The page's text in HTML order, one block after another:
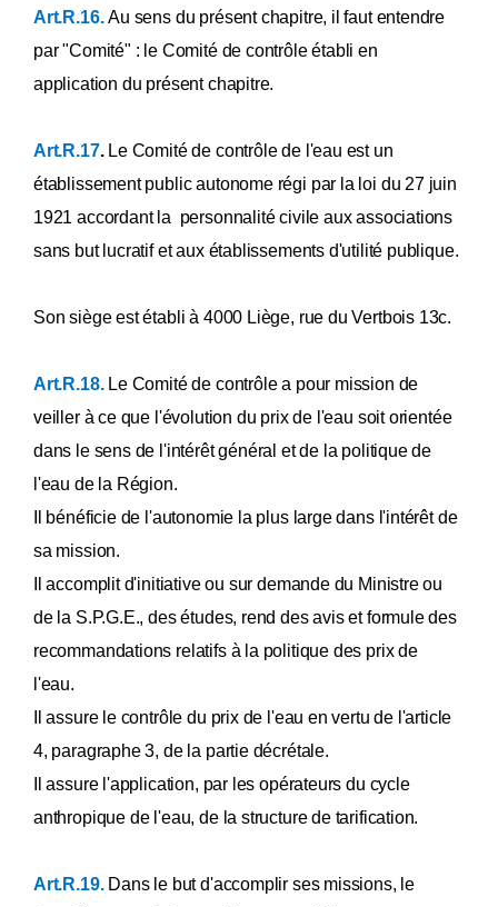
Annexe [LII
Annexe [LIII
Annexe [LIV
Annexe [LV
Annexe [LVIbis]2
Annexe LVII
Annexe LIX
Art.R.16.Au sens du présent chapitre, il faut entendre
par "Comité" : le Comité de contrôle établi en
application du présent chapitre.
Art.R.17. Le Comité de contrôle de l'eau est un
établissement public autonome régi par la loi du 27 juin
1921 accordant la personnalité civile aux associations
sans but lucratif et aux établissements d'utilité publique.
Son siège est établi à 4000 Liège, rue du Vertbois 13c.
Art.R.18. Le Comité de contrôle a pour mission de
veiller à ce que l'évolution du prix de l'eau soit orientée
dans le sens de l'intérêt général et de la politique de
l'eau de la Région.
Il bénéficie de l'autonomie la plus large dans l'intérêt de
sa mission.
Il accomplit d'initiative ou sur demande du Ministre ou
de la S.P.G.E., des études, rend des avis et formule des
recommandations relatifs à la politique des prix de
l'eau.
Il assure le contrôle du prix de l'eau en vertu de l'article
4, paragraphe 3, de la partie décrétale.
Il assure l'application, par les opérateurs du cycle
anthropique de l'eau, de la structure de tarification.
Art.R.19. Dans le but d'accomplir ses missions, le